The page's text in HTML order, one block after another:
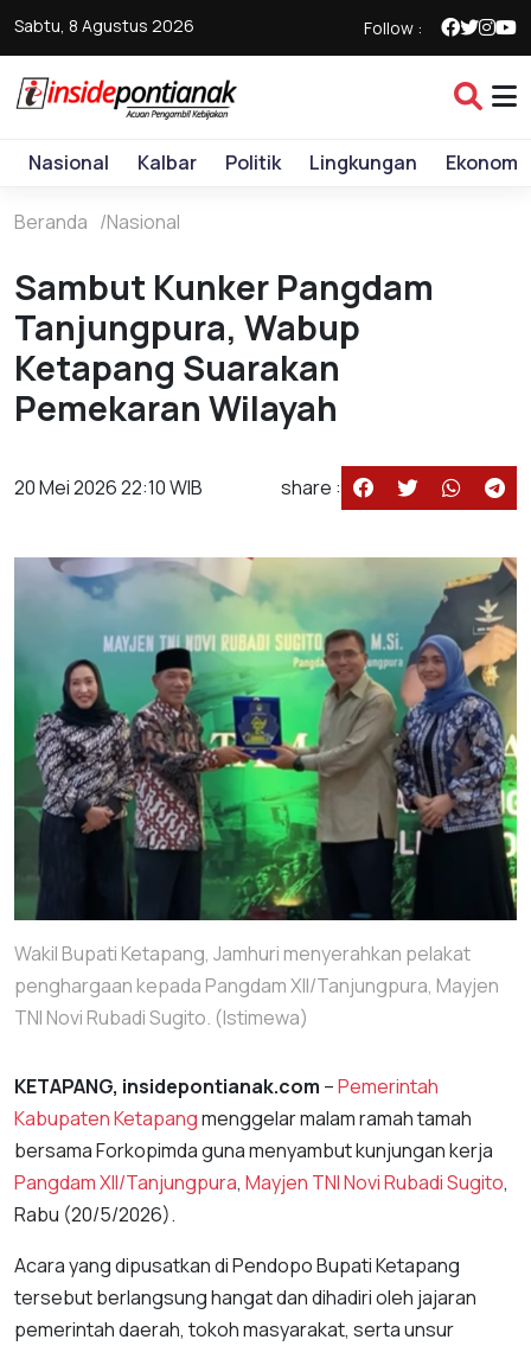
Sabtu, 8 Agustus 2026 Follow :
Nasional Kalbar Politik Lingkungan Ekonomi
Beranda Nasional
Sambut Kunker Pangdam
Tanjungpura, Wabup
Ketapang Suarakan
Pemekaran Wilayah
20 Mei 2026 22:10 WIB share :
Wakil Bupati Ketapang, Jamhuri menyerahkan pelakat
penghargaan kepada Pangdam XII/Tanjungpura, Mayjen
TNI Novi Rubadi Sugito. (Istimewa)
KETAPANG, insidepontianak.com –Pemerintah
Kabupaten Ketapangmenggelar malam ramah tamah
bersama Forkopimda guna menyambut kunjungan kerja
Pangdam XII/Tanjungpura, Mayjen TNI Novi Rubadi Sugito,
Rabu (20/5/2026).
Acara yang dipusatkan di Pendopo Bupati Ketapang
tersebut berlangsung hangat dan dihadiri oleh jajaran
pemerintah daerah, tokoh masyarakat, serta unsur